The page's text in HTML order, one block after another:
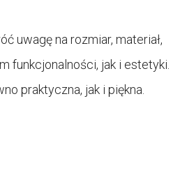
uwagę na rozmiar, materiał,
funkcjonalności, jak i estetyki.
praktyczna, jak i piękna.